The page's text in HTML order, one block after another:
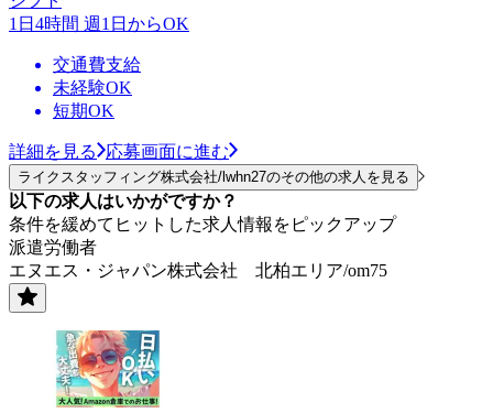
1日4時間 週1日からOK
交通費支給
未経験OK
短期OK
詳細を見る 応募画面に進む
ライクスタッフィング株式会社/lwhn27のその他の求人を見る
以下の求人はいかがですか？
条件を緩めてヒットした求人情報をピックアップ
派遣労働者
エヌエス・ジャパン株式会社 北柏エリア/om75